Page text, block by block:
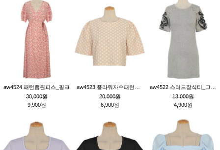
aw4524 패턴랩원피스_핑크
30,000원
9,900원
20,000원
6,900원
13,000원
4,900원